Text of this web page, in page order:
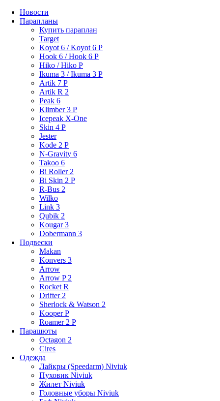
Новости
Парапланы
Купить параплан
Target
Koyot 6 / Koyot 6 P
Hook 6 / Hook 6 P
Hiko / Hiko P
Ikuma 3 / Ikuma 3 P
Artik 7 P
Artik R 2
Peak 6
Klimber 3 P
Icepeak X-One
Skin 4 P
Jester
Kode 2 P
N-Gravity 6
Takoo 6
Bi Roller 2
Bi Skin 2 P
R-Bus 2
Wilko
Link 3
Qubik 2
Kougar 3
Dobermann 3
Подвески
Makan
Konvers 3
Arrow
Arrow P 2
Rocket R
Drifter 2
Sherlock & Watson 2
Kooper P
Roamer 2 P
Парашюты
Octagon 2
Cires
Одежда
Лайкры (Speedarm) Niviuk
Пуховик Niviuk
Жилет Niviuk
Головные уборы Niviuk